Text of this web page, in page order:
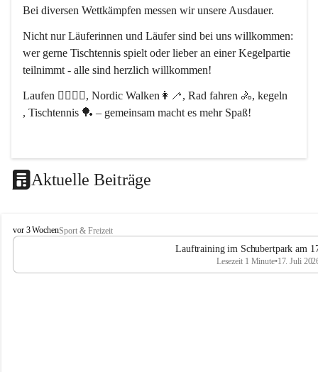
Bei diversen Wettkämpfen messen wir unsere Ausdauer.
Nicht nur Läuferinnen und Läufer sind bei uns willkommen:
wer gerne Tischtennis spielt oder lieber an einer Kegelpartie
teilnimmt - alle sind herzlich willkommen!
Laufen 🏃‍♂️🏃‍♀️, Nordic Walken👩‍🦯, Rad fahren 🚴, kegeln
, Tischtennis 🏓 – gemeinsam macht es mehr Spaß!
Aktuelle Beiträge
L
V
a
vor 3 WochenSport & Freizeit
Lauftraining im Schubertpark am
Lesezeit 1 Minute•17. Juli